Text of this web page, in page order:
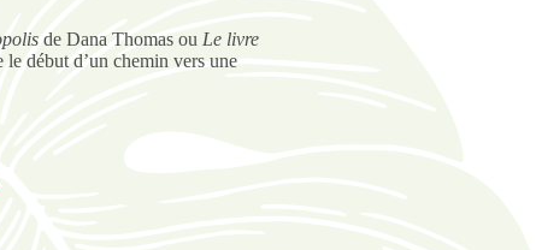
de Dana Thomas ou Le livre
début d’un chemin vers une